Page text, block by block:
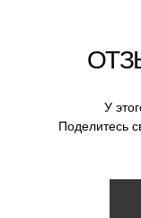
У
Поделитесь